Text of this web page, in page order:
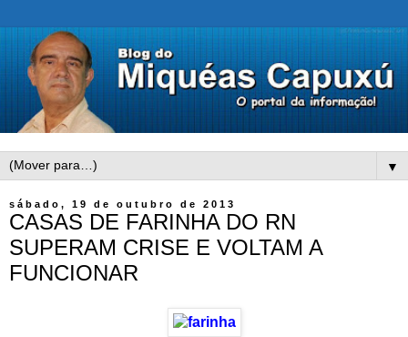
▼
sábado, 19 de outubro de 2013
CASAS DE FARINHA DO RN
SUPERAM CRISE E VOLTAM A
FUNCIONAR